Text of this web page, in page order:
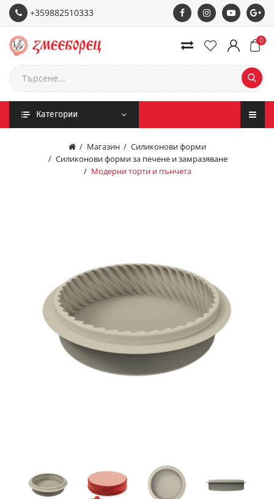
+359882510333
0
Категории
Магазин
Силиконови форми
Силиконови форми за печене и замразяване
Модерни торти и пънчета